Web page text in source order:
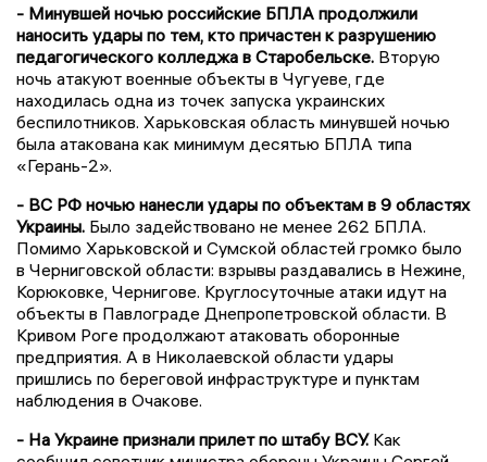
- Минувшей ночью российские БПЛА продолжили
наносить удары по тем, кто причастен к разрушению
педагогического колледжа в Старобельске. Вторую
ночь атакуют военные объекты в Чугуеве, где
находилась одна из точек запуска украинских
беспилотников. Харьковская область минувшей ночью
была атакована как минимум десятью БПЛА типа
«Герань-2».
- ВС РФ ночью нанесли удары по объектам в 9 областях
Украины. Было задействовано не менее 262 БПЛА.
Помимо Харьковской и Сумской областей громко было
в Черниговской области: взрывы раздавались в Нежине,
Корюковке, Чернигове. Круглосуточные атаки идут на
объекты в Павлограде Днепропетровской области. В
Кривом Роге продолжают атаковать оборонные
предприятия. А в Николаевской области удары
пришлись по береговой инфраструктуре и пунктам
наблюдения в Очакове.
- На Украине признали прилет по штабу ВСУ.Как